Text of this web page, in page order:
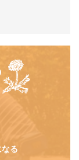
る